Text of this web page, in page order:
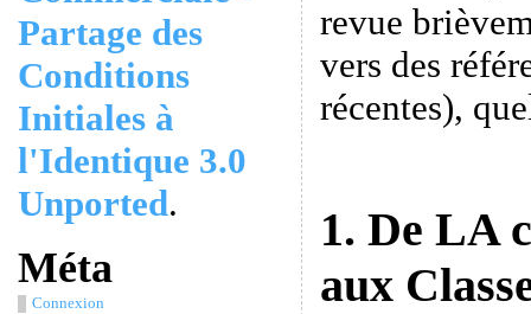
Partage des
Conditions
Initiales à
l'Identique 3.0
Unported.
Méta
Connexion
revue
vers des
récentes),
1. De LA
aux